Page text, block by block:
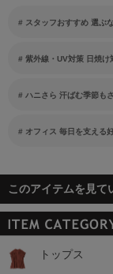
スタッフおすすめ 選ぶ
紫外線・UV対策 日焼け
ハニさら 汗ばむ季節も
オフィス 毎日を支える
このアイテムを見て
トップス